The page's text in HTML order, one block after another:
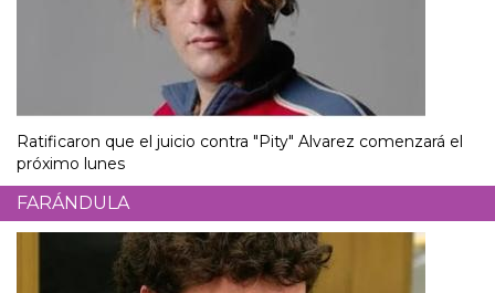
Ratificaron que el juicio contra "Pity" Alvarez comenzará el
próximo lunes
FARÁNDULA